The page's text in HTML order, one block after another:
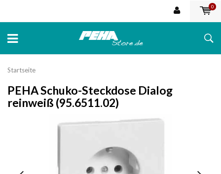
0
Startseite
PEHA Schuko-Steckdose Dialog
reinweiß (95.6511.02)